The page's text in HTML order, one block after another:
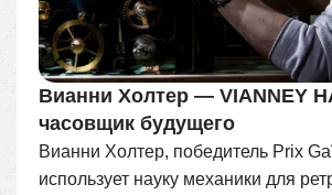
Вианни Холтер — VIANNEY
часовщик будущего
Вианни Холтер, победитель Prix
использует науку механики для